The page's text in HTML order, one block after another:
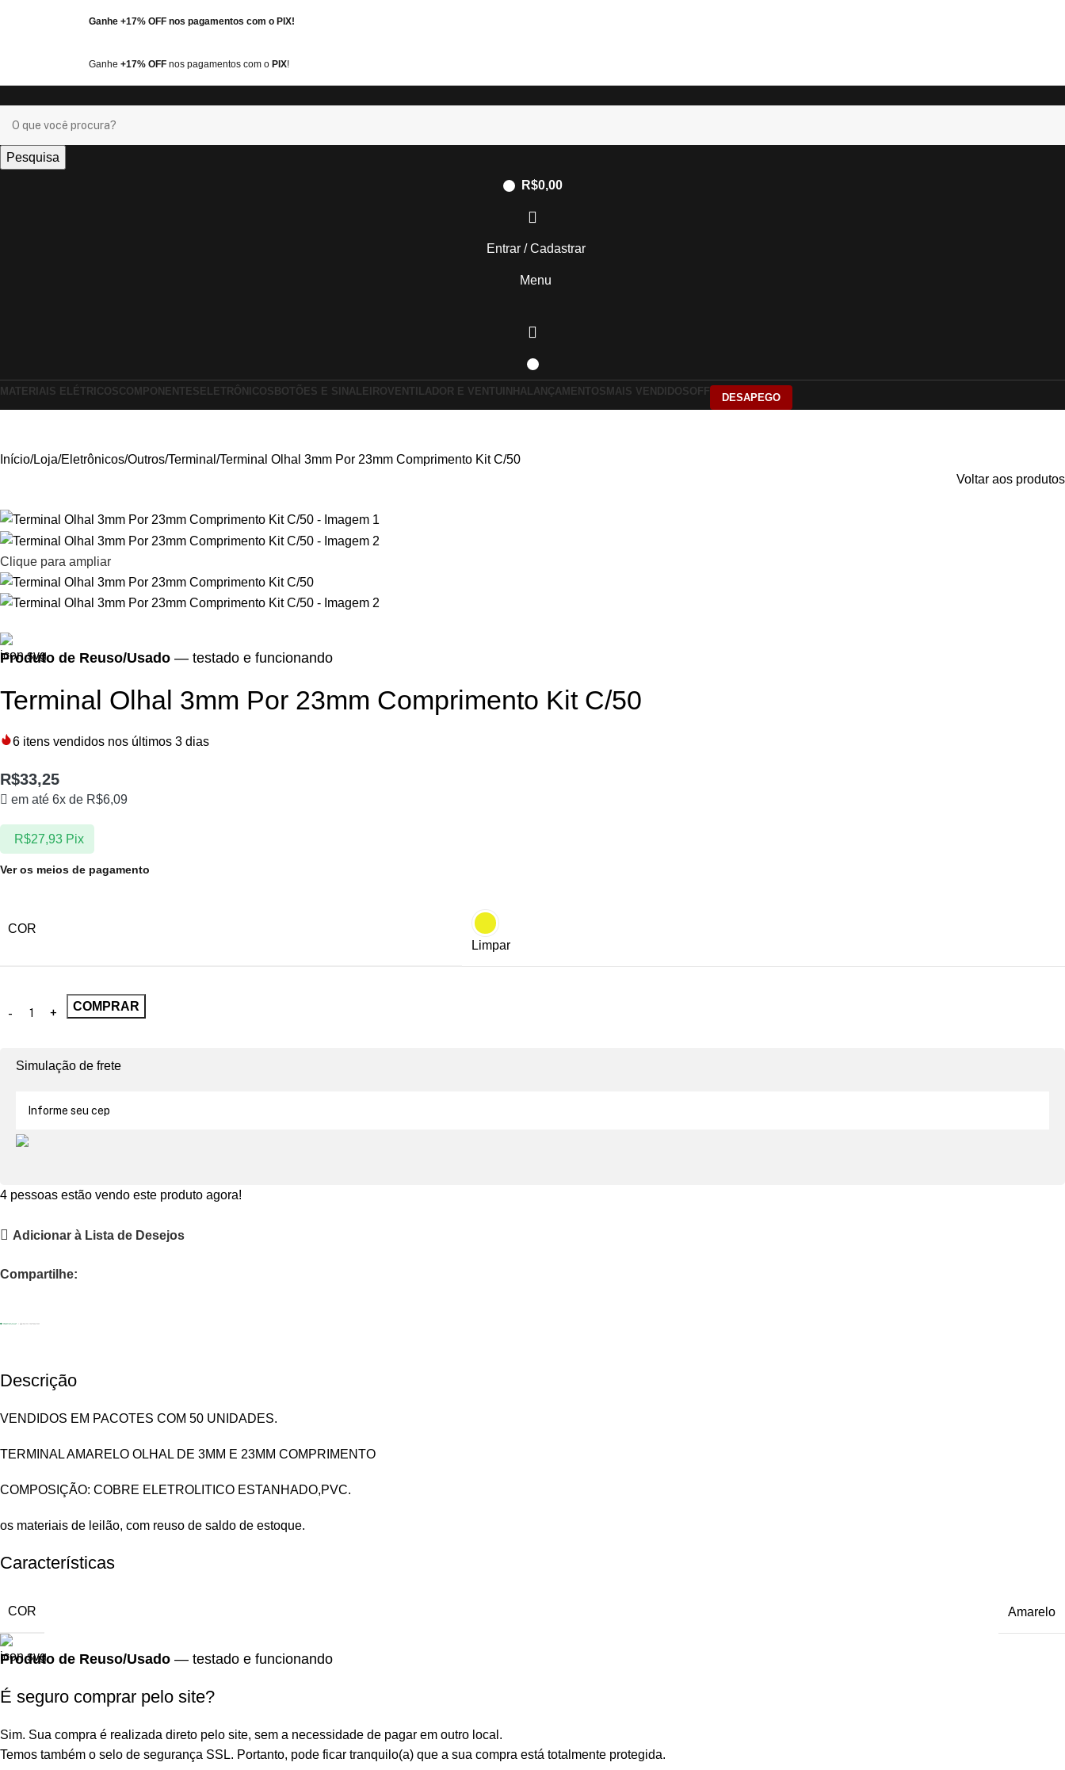
Ganhe +17% OFF nos pagamentos com o PIX!
Ganhe +17% OFF nos pagamentos com o PIX!
Pesquisa
R$0,00
Entrar / Cadastrar
Menu
MATERIAIS ELÉTRICOSCOMPONENTES ELETRÔNICOS BOTÕES E SINALEIROVENTILADOR E VENTUINHA LANÇAMENTOS MAIS VENDIDOSOFF
DESAPEGO
Início Loja Eletrônicos Outros Terminal Terminal Olhal 3mm Por 23mm Comprimento Kit C/50
Voltar aos produtos
Clique para ampliar
Produto de Reuso/Usado — testado e funcionando
Terminal Olhal 3mm Por 23mm Comprimento Kit C/50
6 itens vendidos nos últimos 3 dias
R$33,25
em até 6x de R$6,09
R$27,93 Pix
Ver os meios de pagamento
COR
Limpar
COMPRAR
Simulação de frete
4 pessoas estão vendo este produto agora!
Adicionar à Lista de Desejos
Compartilhe:
Descrição
VENDIDOS EM PACOTES COM 50 UNIDADES.
TERMINAL AMARELO OLHAL DE 3MM E 23MM COMPRIMENTO
COMPOSIÇÃO: COBRE ELETROLITICO ESTANHADO,PVC.
os materiais de leilão, com reuso de saldo de estoque.
Características
COR Amarelo
Produto de Reuso/Usado — testado e funcionando
É seguro comprar pelo site?
Sim. Sua compra é realizada direto pelo site, sem a necessidade de pagar em outro local.
Temos também o selo de segurança SSL. Portanto, pode ficar tranquilo(a) que a sua compra está totalmente protegida.